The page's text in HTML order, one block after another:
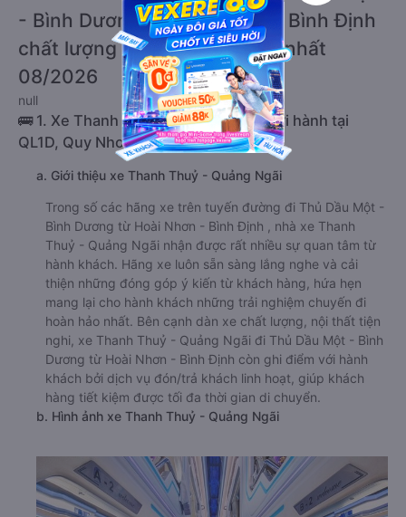
- Bình Dương từ Hoài Nhơn - Bình Định
chất lượng cao, uy tín, giá rẻ nhất
08/2026
null
🚌 1. Xe Thanh Thuỷ - Quảng Ngãi khởi hành tại
QL1D, Quy Nhơn, Bình Định
a. Giới thiệu xe Thanh Thuỷ - Quảng Ngãi
Trong số các hãng xe trên tuyến đường đi Thủ Dầu Một -
Bình Dương từ Hoài Nhơn - Bình Định , nhà xe Thanh
Thuỷ - Quảng Ngãi nhận được rất nhiều sự quan tâm từ
hành khách. Hãng xe luôn sẵn sàng lắng nghe và cải
thiện những đóng góp ý kiến từ khách hàng, hứa hẹn
mang lại cho hành khách những trải nghiệm chuyến đi
hoàn hảo nhất. Bên cạnh dàn xe chất lượng, nội thất tiện
nghi, xe Thanh Thuỷ - Quảng Ngãi đi Thủ Dầu Một - Bình
Dương từ Hoài Nhơn - Bình Định còn ghi điểm với hành
khách bởi dịch vụ đón/trả khách linh hoạt, giúp khách
hàng tiết kiệm được tối đa thời gian di chuyển.
b. Hình ảnh xe Thanh Thuỷ - Quảng Ngãi